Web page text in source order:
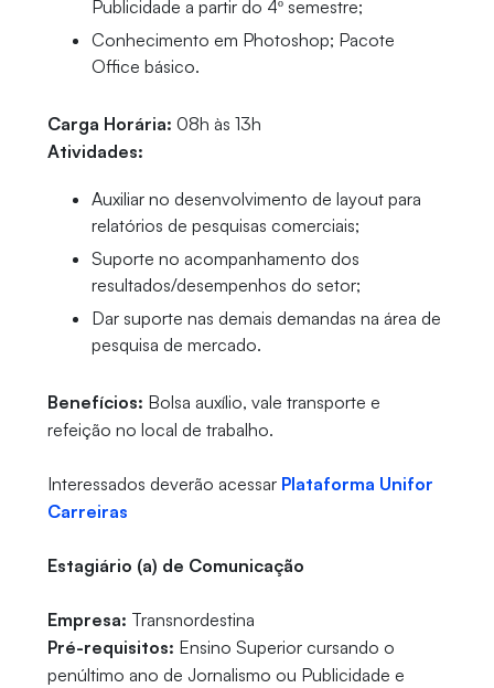
Publicidade a partir do 4º semestre;
Conhecimento em Photoshop; Pacote
Office básico.
Carga Horária: 08h às 13h
Atividades:
Auxiliar no desenvolvimento de layout para
relatórios de pesquisas comerciais;
Suporte no acompanhamento dos
resultados/desempenhos do setor;
Dar suporte nas demais demandas na área de
pesquisa de mercado.
Benefícios: Bolsa auxílio, vale transporte e
refeição no local de trabalho.
Interessados deverão acessar Plataforma Unifor
Carreiras
Estagiário (a) de Comunicação
Empresa: Transnordestina
Pré-requisitos: Ensino Superior cursando o
penúltimo ano de Jornalismo ou Publicidade e